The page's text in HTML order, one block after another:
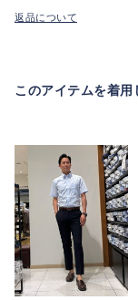
返品について
このアイテムを着